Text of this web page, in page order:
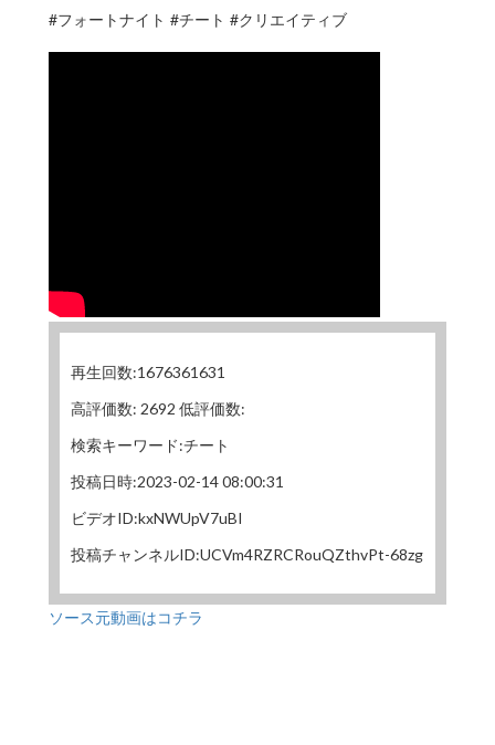
#フォートナイト #チート #クリエイティブ
再生回数:1676361631
高評価数: 2692 低評価数:
検索キーワード:チート
投稿日時:2023-02-14 08:00:31
ビデオID:kxNWUpV7uBI
投稿チャンネルID:UCVm4RZRCRouQZthvPt-68zg
ソース元動画はコチラ